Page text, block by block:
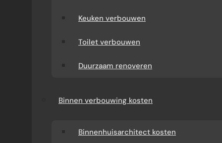
Keuken verbouwen
Toilet verbouwen
Duurzaam renoveren
Binnen verbouwing kosten
Binnenhuisarchitect kosten